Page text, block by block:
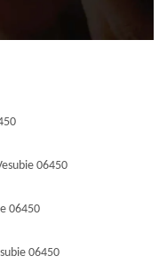
06450
06450
06450